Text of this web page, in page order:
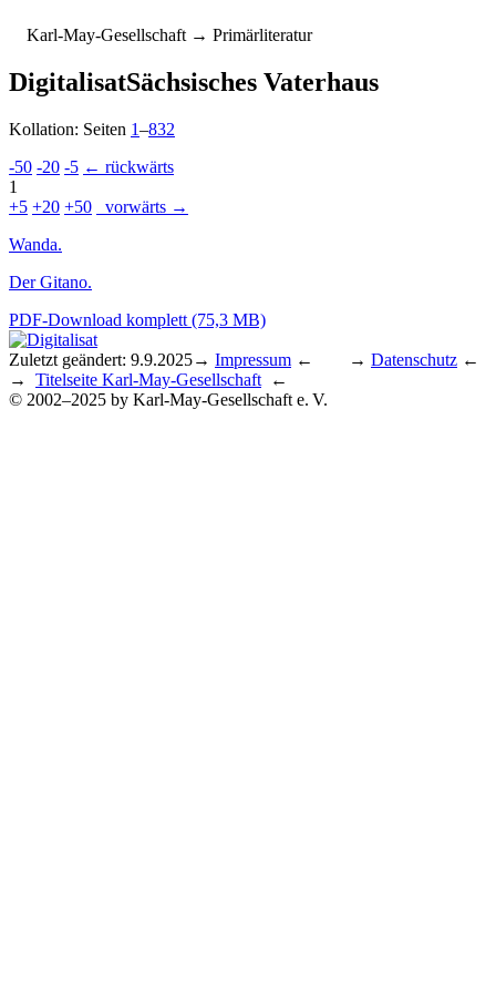
Karl-May-Gesellschaft → Primärliteratur
DigitalisatSächsisches Vaterhaus
Kollation: Seiten 1–832
-50 -20 -5 ← rückwärts
1
+5 +20 +50
vorwärts →
Wanda.
Der Gitano.
PDF-Download komplett (75,3 MB)
Zuletzt geändert: 9.9.2025→ Impressum ← → Datenschutz ←
→ Titelseite Karl-May-Gesellschaft ←
© 2002–2025 by Karl-May-Gesellschaft e. V.